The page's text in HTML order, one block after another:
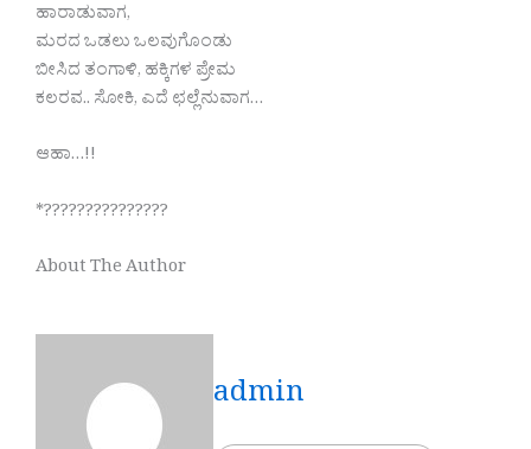
ಹಾರಾಡುವಾಗ,
ಮರದ ಒಡಲು ಒಲವುಗೊಂಡು
ಬೀಸಿದ ತಂಗಾಳಿ, ಹಕ್ಕಿಗಳ ಪ್ರೇಮ
ಕಲರವ.. ಸೋಕಿ, ಎದೆ ಛಲ್ಲೆನುವಾಗ…
ಆಹಾ…!!
*???????????????
About The Author
admin